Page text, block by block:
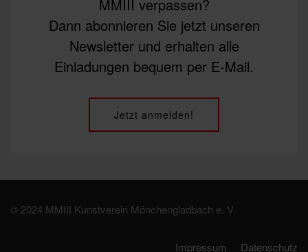
MMIII verpassen?
Dann abonnieren Sie jetzt unseren
Newsletter und erhalten alle
Einladungen bequem per E-Mail.
Jetzt anmelden!
© 2024 MMIII Kunstverein Mönchengladbach e. V.
Impressum Datenschutz